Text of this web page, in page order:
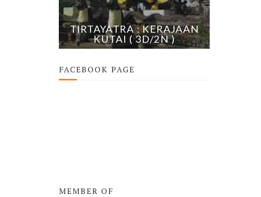
TIRTAYATRA : KERAJAAN
KUTAI ( 3D/2N )
FACEBOOK PAGE
MEMBER OF